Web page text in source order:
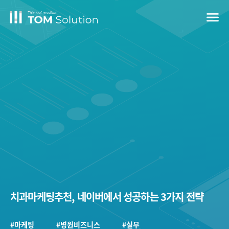
menu
치과마케팅추천, 네이버에서 성공하는 3가지 전략
#마케팅 #병원비즈니스 #실무